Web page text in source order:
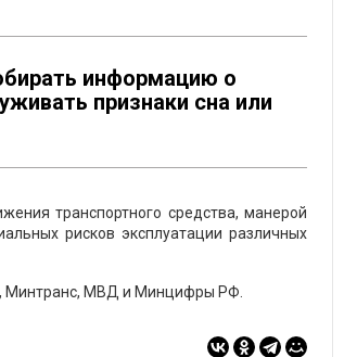
информацию о
признаки сна или
транспортного средства, манерой
рисков эксплуатации различных
Минтранс, МВД и Минцифры РФ.